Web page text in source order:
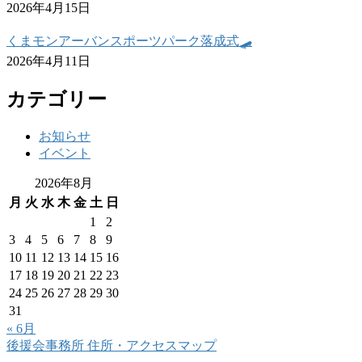
2026年4月15日
くまモンアーバンスポーツパーク落成式🛹
2026年4月11日
カテゴリー
お知らせ
イベント
2026年8月
月 火 水 木 金 土 日
1
2
3
4 5 6 7 8
9
10 11 12 13 14 15 16
17 18 19 20 21 22 23
24 25 26 27 28 29 30
31
« 6月
後援会事務所 住所・アクセスマップ